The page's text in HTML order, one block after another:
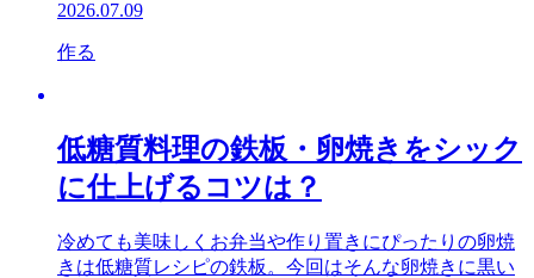
2026.07.09
作る
低糖質料理の鉄板・卵焼きをシック
に仕上げるコツは？
冷めても美味しくお弁当や作り置きにぴったりの卵焼
きは低糖質レシピの鉄板。今回はそんな卵焼きに黒い